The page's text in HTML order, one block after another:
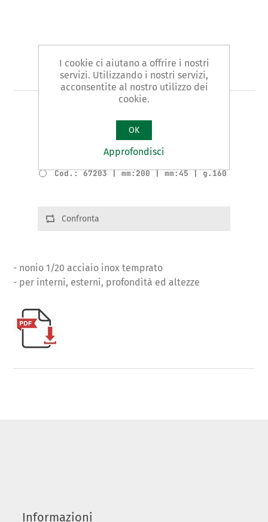
Art. 672 - calibro a corsoio
Varianti prodotto
Cod.: 67202 | mm:150 | mm:45 | g.155
Cod.: 67203 | mm:200 | mm:45 | g.160
Confronta
- nonio 1/20 acciaio inox temprato
- per interni, esterni, profondità ed altezze
Informazioni
I cookie ci aiutano a offrire i nostri
servizi. Utilizzando i nostri servizi,
acconsentite al nostro utilizzo dei
cookie.
OK
Approfondisci